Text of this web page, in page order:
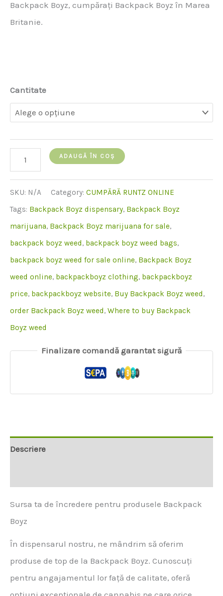
Backpack Boyz, cumpărați Backpack Boyz în Marea
Britanie.
Cantitate
cantitate
de
backpack
boyz
ADAUGĂ ÎN COȘ
SKU: N/A Category: CUMPĂRĂ RUNTZ ONLINE
Tags: Backpack Boyz dispensary, Backpack Boyz
marijuana, Backpack Boyz marijuana for sale,
backpack boyz weed, backpack boyz weed bags,
backpack boyz weed for sale online, Backpack Boyz
weed online, backpackboyz clothing, backpackboyz
price, backpackboyz website, Buy Backpack Boyz weed,
order Backpack Boyz weed, Where to buy Backpack
Boyz weed
Finalizare comandă garantat sigură
Descriere
Sursa ta de încredere pentru produsele Backpack
Boyz
În dispensarul nostru, ne mândrim să oferim
produse de top de la Backpack Boyz. Cunoscuți
pentru angajamentul lor față de calitate, oferă